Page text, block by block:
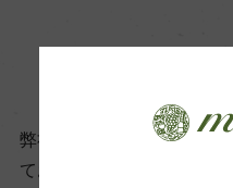
リュット・レゾネ
弊社は、酒類販売業免許
ております。